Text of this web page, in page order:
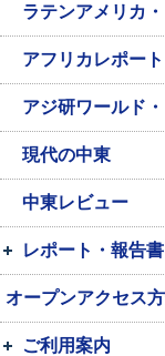
ラテンアメリカ
アフリカレポート
アジ研ワールド
現代の中東
中東レビュー
レポート・報告書
オープンアクセス
ご利用案内